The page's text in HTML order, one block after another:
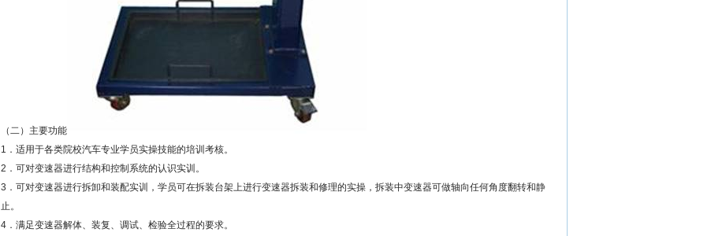
（二）主要功能
1．适用于各类院校汽车专业学员实操技能的培训考核。
2．可对变速器进行结构和控制系统的认识实训。
3．可对变速器进行拆卸和装配实训，学员可在拆装台架上进行变速器拆装和修理的实操，拆装中变速器可做轴向任何角度翻转和静
止。
4．满足变速器解体、装复、调试、检验全过程的要求。